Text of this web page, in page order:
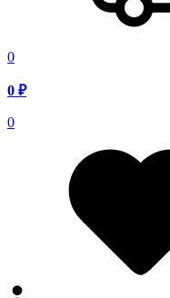
0
0 ₽
0